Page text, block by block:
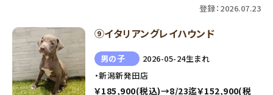
登録：2026.07.23
⑨イタリアングレイハウンド
男の子
2026-05-24生まれ
・新潟新発田店
￥185,900(税込)→8/23迄￥152,900(税